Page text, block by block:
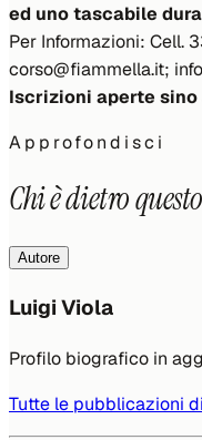
ed uno tascabile
Per Informazioni: Cell.
corso@fiammella.it;
Iscrizioni aperte
Approfondisci
Chi è dietro
Autore
Luigi Viola
Profilo biografico in
Tutte le pubblicazioni di